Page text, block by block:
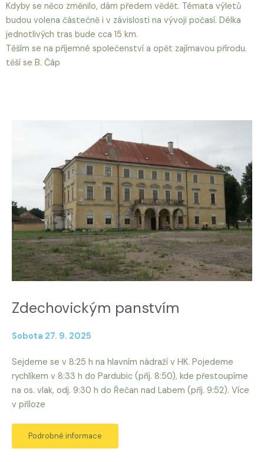
Kdyby se něco změnilo, dám předem vědět. Témata výletů
budou volena částečně i v závislosti na vývoji počasí. Délka
jednotlivých tras bude cca 15 km.
Těším se na příjemné společenství a opět zajímavou přírodu.
těší se B. Čáp
Zdechovickým panstvím
Sobota 27. 9. 2025
Sejdeme se v 8:25 h na hlavním nádraží v HK. Pojedeme
rychlíkem v 8:33 h do Pardubic (příj. 8:50), kde přestoupíme
na os. vlak, odj. 9:30 h do Řečan nad Labem (příj. 9:52). Více
v příloze
Podrobné informace